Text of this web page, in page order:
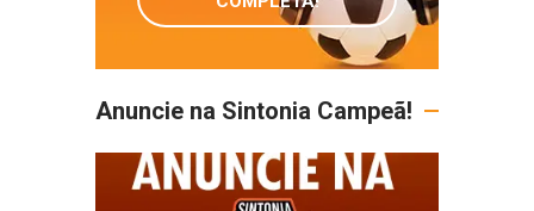
Anuncie na Sintonia Campeã!